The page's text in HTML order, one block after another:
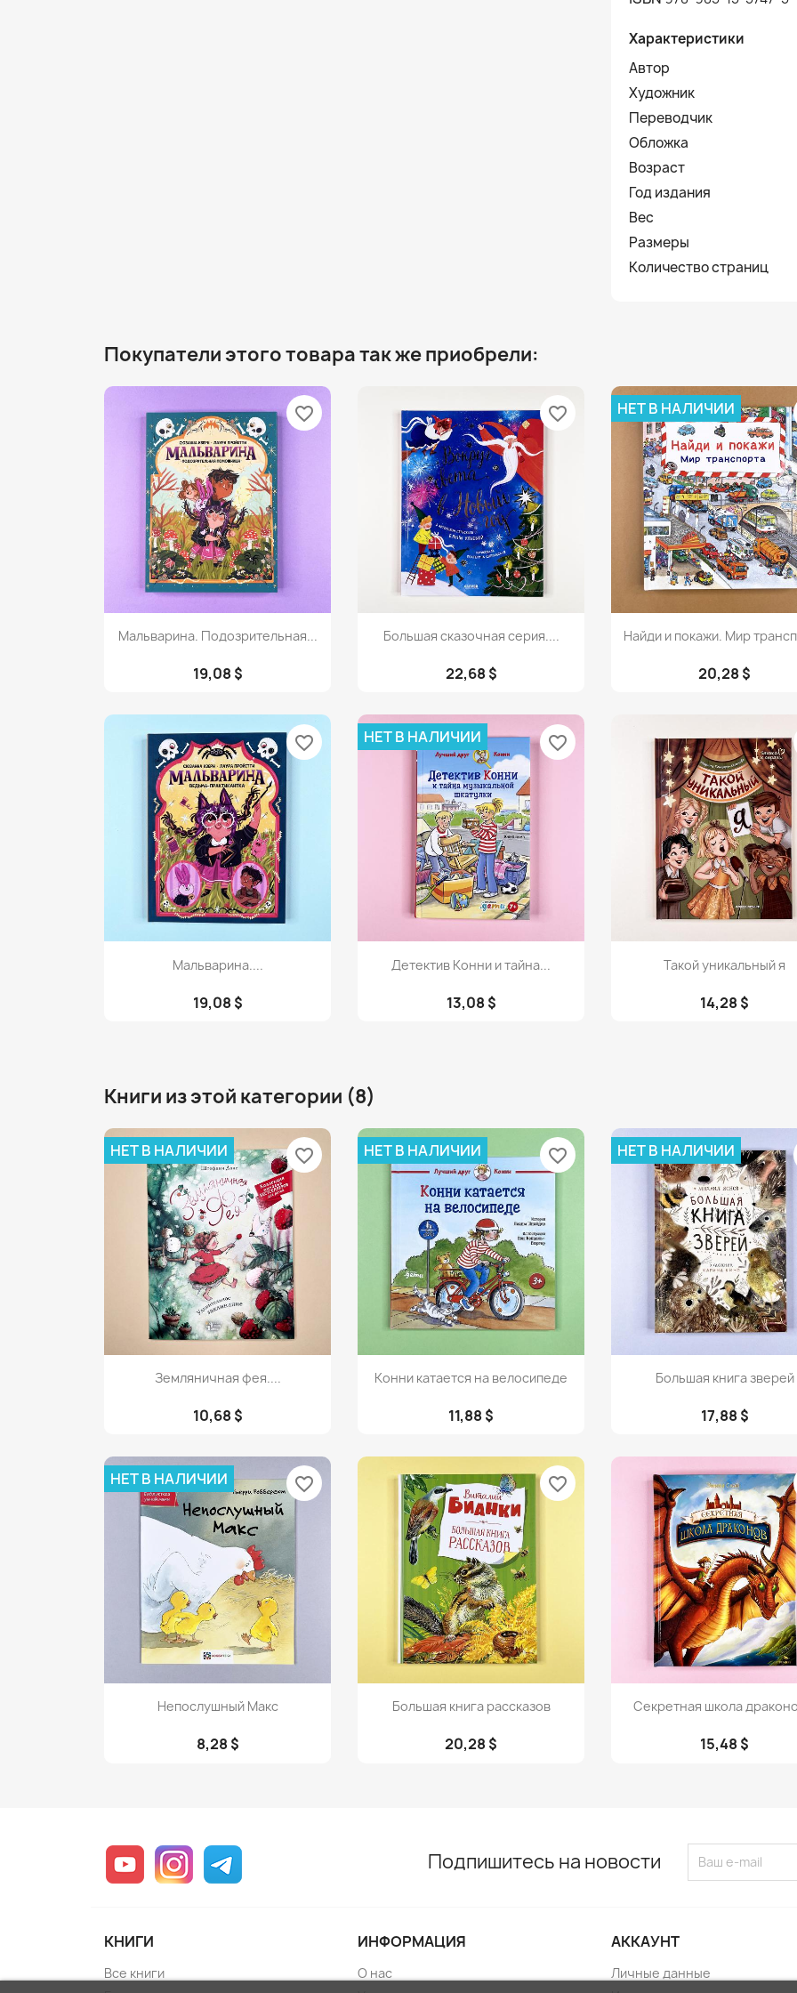
Характеристики
Автор
Художник
Переводчик
Обложка
Возраст
Год издания
Вес
Размеры
Количество страниц
Покупатели этого товара так же приобрели:
Просмотр
Мальварина. Подозрительная...
19,08 $
favorite_border
Просмотр
Большая сказочная серия....
22,68 $
favorite_border
Просмотр
Найди и покажи. Мир
20,28 $
НЕТ В НАЛИЧИИ
Просмотр
Мальварина....
19,08 $
favorite_border
Просмотр
Детектив Конни и тайна...
13,08 $
НЕТ В НАЛИЧИИ favorite_border
Просмотр
Такой уникальный я
14,28 $
Книги из этой категории (8)
Просмотр
Земляничная фея....
10,68 $
НЕТ В НАЛИЧИИ favorite_border
Просмотр
Конни катается на велосипеде
11,88 $
НЕТ В НАЛИЧИИ favorite_border
Просмотр
Большая книга зверей
17,88 $
НЕТ В НАЛИЧИИ
Просмотр
Непослушный Макс
8,28 $
НЕТ В НАЛИЧИИ favorite_border
Просмотр
Большая книга рассказов
20,28 $
favorite_border
Просмотр
Секретная школа
15,48 $
YouTube Instagram Подпишитесь на новости
КНИГИ
Все книги
ИНФОРМАЦИЯ
О нас
АККАУНТ
Личные данные